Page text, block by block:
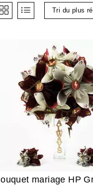
Tri du plus
mariage HP